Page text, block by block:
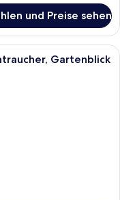
und Preise sehen
Badezimmer mit
Gartenblick